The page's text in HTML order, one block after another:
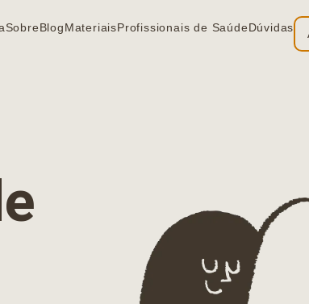
SobreBlogMateriaisProfissionais de SaúdeDúvidas